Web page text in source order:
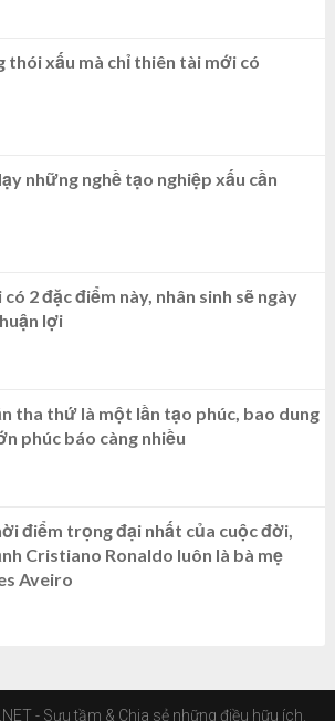
thói xấu mà chỉ thiên tài mới có
những nghề tạo nghiệp xấu cần
2 đặc điểm này, nhân sinh sẽ ngày
lợi
tha thứ là một lần tạo phúc, bao dung
phúc báo càng nhiều
điểm trọng đại nhất của cuộc đời,
Cristiano Ronaldo luôn là bà mẹ
Aveiro
- Sưu tầm & Chia sẻ những điều hữu ích.